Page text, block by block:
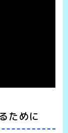
ために